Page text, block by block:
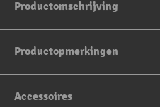
Productomschrijving
Productopmerkingen
Accessoires